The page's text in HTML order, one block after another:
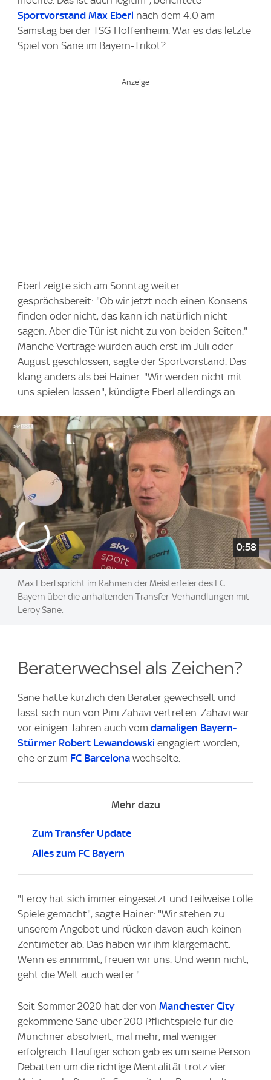
Sportvorstand Max Eberl nach dem 4:0 am
Samstag bei der TSG Hoffenheim. War es das letzte
Spiel von Sane im Bayern-Trikot?
Eberl zeigte sich am Sonntag weiter
gesprächsbereit: "Ob wir jetzt noch einen Konsens
finden oder nicht, das kann ich natürlich nicht
sagen. Aber die Tür ist nicht zu von beiden Seiten."
Manche Verträge würden auch erst im Juli oder
August geschlossen, sagte der Sportvorstand. Das
klang anders als bei Hainer. "Wir werden nicht mit
uns spielen lassen", kündigte Eberl allerdings an.
0:58
Max Eberl spricht im Rahmen der Meisterfeier des FC
Bayern über die anhaltenden Transfer-Verhandlungen mit
Leroy Sane.
Beraterwechsel als Zeichen?
Sane hatte kürzlich den Berater gewechselt und
lässt sich nun von Pini Zahavi vertreten. Zahavi war
vor einigen Jahren auch vom damaligen Bayern-
Stürmer Robert Lewandowski engagiert worden,
ehe er zum FC Barcelona wechselte.
Mehr dazu
Zum Transfer Update
Alles zum FC Bayern
"Leroy hat sich immer eingesetzt und teilweise tolle
Spiele gemacht", sagte Hainer: "Wir stehen zu
unserem Angebot und rücken davon auch keinen
Zentimeter ab. Das haben wir ihm klargemacht.
Wenn es annimmt, freuen wir uns. Und wenn nicht,
geht die Welt auch weiter."
Seit Sommer 2020 hat der von Manchester City
gekommene Sane über 200 Pflichtspiele für die
Münchner absolviert, mal mehr, mal weniger
erfolgreich. Häufiger schon gab es um seine Person
Debatten um die richtige Mentalität trotz vier